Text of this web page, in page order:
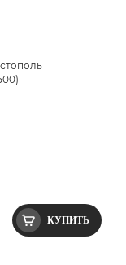
КУПИТЬ